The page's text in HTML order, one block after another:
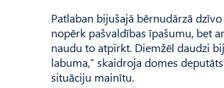
Patlaban bijušajā bērnudārzā
nopērk pašvaldības īpašumu, bet
naudu to atpirkt. Diemžēl daudzi
labuma,” skaidroja domes
situ­āciju mainītu.